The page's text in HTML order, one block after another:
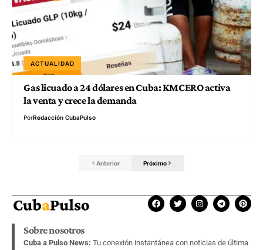
ACTUALIDAD
Gas licuado a 24 dólares en Cuba: KMCERO activa
la venta y crece la demanda
PorRedacción CubaPulso
Anterior Próximo
Sobre nosotros
Cuba a Pulso News: Tu conexión instantánea con noticias de última